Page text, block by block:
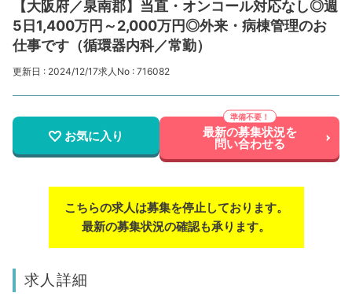
【大阪府／泉南郡】当直・オンコール対応なし◎週
5日1,400万円～2,000万円◎外来・病棟管理のお
仕事です（循環器内科／常勤）
更新日 : 2024/12/17求人No : 716082
お気に入り 最新の募集状況を
問い合わせる
こちらの求人は募集を停止しております。
最新の募集状況の確認も承ります。
求人詳細